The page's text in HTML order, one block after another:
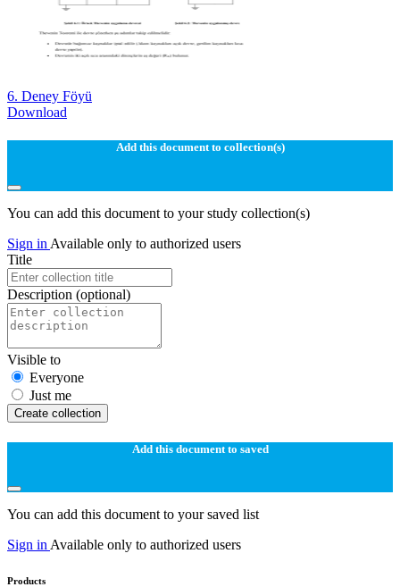
6. Deney Föyü
Download
Add this document to collection(s)
You can add this document to your study collection(s)
Sign in Available only to authorized users
Title
Description (optional)
Visible to
Everyone
Just me
Create collection
Add this document to saved
You can add this document to your saved list
Sign in Available only to authorized users
Products